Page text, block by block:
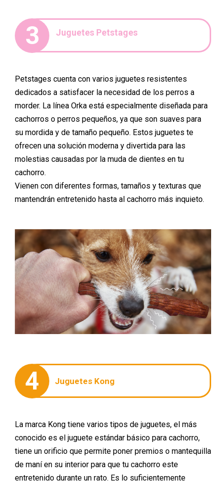
3 Juguetes Petstages
Petstages cuenta con varios juguetes resistentes
dedicados a satisfacer la necesidad de los perros a
morder. La línea Orka está especialmente diseñada para
cachorros o perros pequeños, ya que son suaves para
su mordida y de tamaño pequeño. Estos juguetes te
ofrecen una solución moderna y divertida para las
molestias causadas por la muda de dientes en tu
cachorro.
Vienen con diferentes formas, tamaños y texturas que
mantendrán entretenido hasta al cachorro más inquieto.
4 Juguetes Kong
La marca Kong tiene varios tipos de juguetes, el más
conocido es el juguete estándar básico para cachorro,
tiene un orificio que permite poner premios o mantequilla
de maní en su interior para que tu cachorro este
entretenido durante un rato. Es lo suficientemente